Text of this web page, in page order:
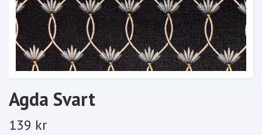
Agda Svart
139 kr